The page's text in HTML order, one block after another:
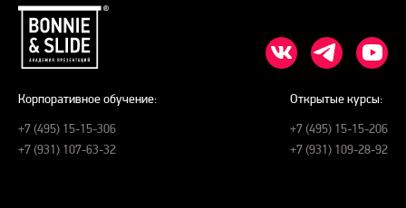
Корпоративное обучение:
+7 (495) 15-15-306
+7 (931) 107-63-32
Открытые курсы:
+7 (495) 15-15-206
+7 (931) 109-28-92